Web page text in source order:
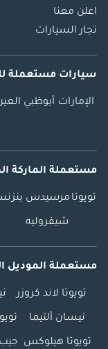
اعلن معنا
تجار السيارات
سيارات مستعملة
الإمارات أبوظبي
مستعملة الماركة
تويوتا مرسيدس بنز
شيفروليه
مستعملة الموديل
تويوتا لاند كروزر
نيسان ألتيما
تويوتا هيلوكس جيب